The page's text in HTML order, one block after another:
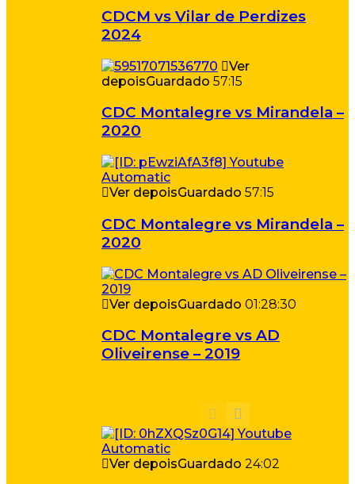
CDCM vs Vilar de Perdizes
2024
Ver
depoisGuardado 57:15
CDC Montalegre vs Mirandela –
2020
Ver depoisGuardado 57:15
CDC Montalegre vs Mirandela –
2020
Ver depoisGuardado 01:28:30
CDC Montalegre vs AD
Oliveirense – 2019
Ver depoisGuardado 24:02